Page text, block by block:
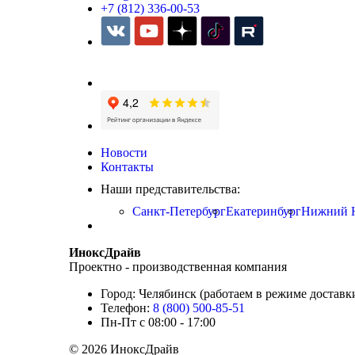
+7 (812) 336-00-53
Новости
Контакты
Наши представительства:
Санкт-ПетербургЕкатеринбургНижний
ИноксДрайв
Проектно - производственная компания
Город: Челябинск (работаем в режиме
Телефон: 8 (800) 500-85-51
Пн-Пт с 08:00 - 17:00
© 2026 ИноксДрайв